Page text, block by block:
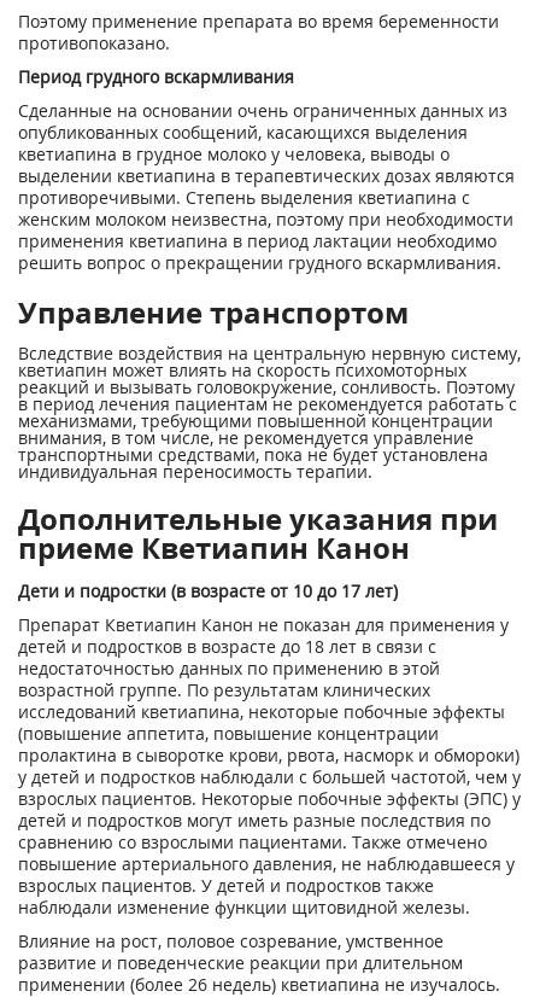
Поэтому применение препарата во время беременности
противопоказано.
Период грудного вскармливания
Сделанные на основании очень ограниченных данных из
опубликованных сообщений, касающихся выделения
кветиапина в грудное молоко у человека, выводы о
выделении кветиапина в терапевтических дозах являются
противоречивыми. Степень выделения кветиапина с
женским молоком неизвестна, поэтому при необходимости
применения кветиапина в период лактации необходимо
решить вопрос о прекращении грудного вскармливания.
Управление транспортом
Вследствие воздействия на центральную нервную систему,
кветиапин может влиять на скорость психомоторных
реакций и вызывать головокружение, сонливость. Поэтому
в период лечения пациентам не рекомендуется работать с
механизмами, требующими повышенной концентрации
внимания, в том числе, не рекомендуется управление
транспортными средствами, пока не будет установлена
индивидуальная переносимость терапии.
Дополнительные указания при
приеме Кветиапин Канон
Дети и подростки (в возрасте от 10 до 17 лет)
Препарат Кветиапин Канон не показан для применения у
детей и подростков в возрасте до 18 лет в связи с
недостаточностью данных по применению в этой
возрастной группе. По результатам клинических
исследований кветиапина, некоторые побочные эффекты
(повышение аппетита, повышение концентрации
пролактина в сыворотке крови, рвота, насморк и обмороки)
у детей и подростков наблюдали с большей частотой, чем у
взрослых пациентов. Некоторые побочные эффекты (ЭПС) у
детей и подростков могут иметь разные последствия по
сравнению со взрослыми пациентами. Также отмечено
повышение артериального давления, не наблюдавшееся у
взрослых пациентов. У детей и подростков также
наблюдали изменение функции щитовидной железы.
Влияние на рост, половое созревание, умственное
развитие и поведенческие реакции при длительном
применении (более 26 недель) кветиапина не изучалось.